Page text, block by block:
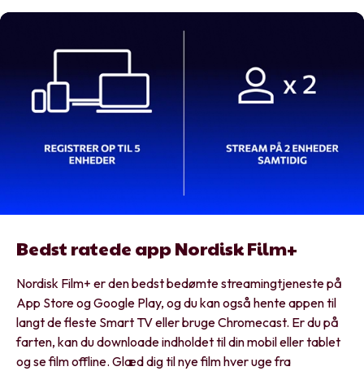
Bedst ratede app Nordisk Film+
Nordisk Film+ er den bedst bedømte streamingtjeneste på
App Store og Google Play, og du kan også hente appen til
langt de fleste Smart TV eller bruge Chromecast. Er du på
farten, kan du downloade indholdet til din mobil eller tablet
og se film offline. Glæd dig til nye film hver uge fra